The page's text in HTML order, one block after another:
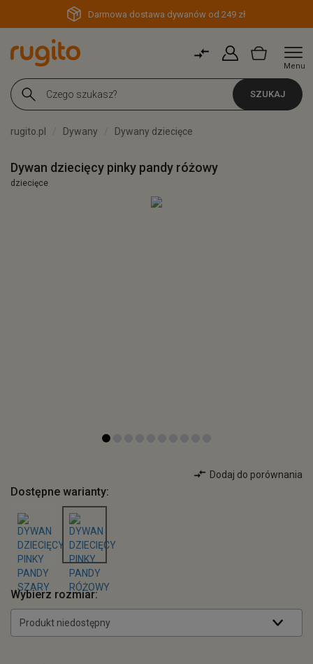
Darmowa dostawa dywanów od 249 zł
Menu
SZUKAJ
rugito.pl Dywany Dywany dziecięce
Dywan dziecięcy pinky pandy różowy
dziecięce
Dodaj do porównania
Dostępne warianty:
Wybierz rozmiar:
Produkt niedostępny